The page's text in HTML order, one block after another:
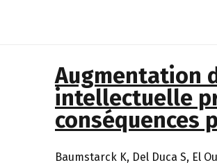
Augmentation
intellectuelle
conséquences
Baumstarck K, Del Duca S, El